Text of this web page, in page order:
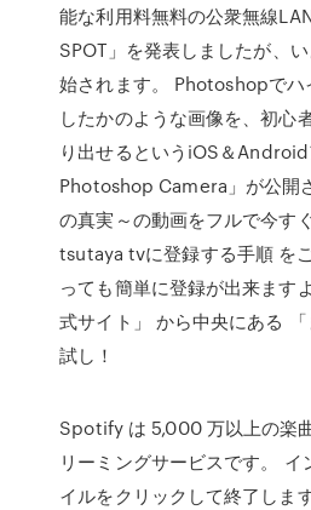
能な利用料無料の公衆無線
SPOT」を発表しましたが、
始されます。 Photoshopでハ
したかのような画像を、初心
り出せるというiOS＆
Photoshop Camera」が公開
の真実～の動画をフルで今す
tsutaya tvに登録する手順 を
っても簡単に登録が出来ます
式サイト」 から中央にある
試し！
Spotify は 5,000 万以上の楽
リーミングサービスです。 イ
イルをクリックして終了しま